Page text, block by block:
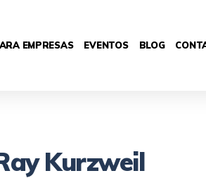
EMPRESAS EVENTOS BLOG
Kurzweil